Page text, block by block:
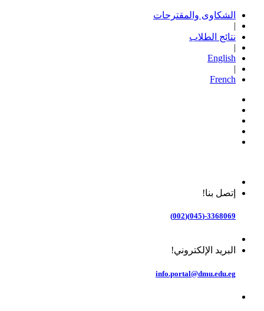
الشكاوى والمقترحات
|
نتائج الطلاب
|
English
|
French
إتصل بنا!
3368069-(045)(002)
البريد الإلكتروني!
info.portal@dmu.edu.eg